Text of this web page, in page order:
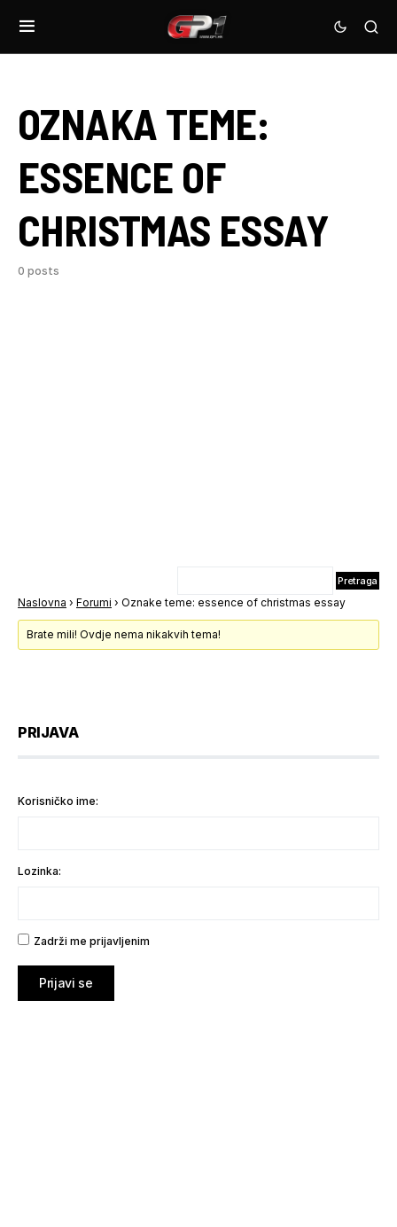
OZNAKA TEME:
ESSENCE OF
CHRISTMAS ESSAY
0 posts
Naslovna › Forumi › Oznake teme: essence of christmas essay
Brate mili! Ovdje nema nikakvih tema!
PRIJAVA
Korisničko ime:
Lozinka:
Zadrži me prijavljenim
Prijavi se